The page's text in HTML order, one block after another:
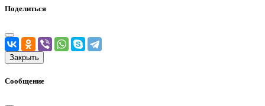
Поделиться
Закрыть
Сообщение